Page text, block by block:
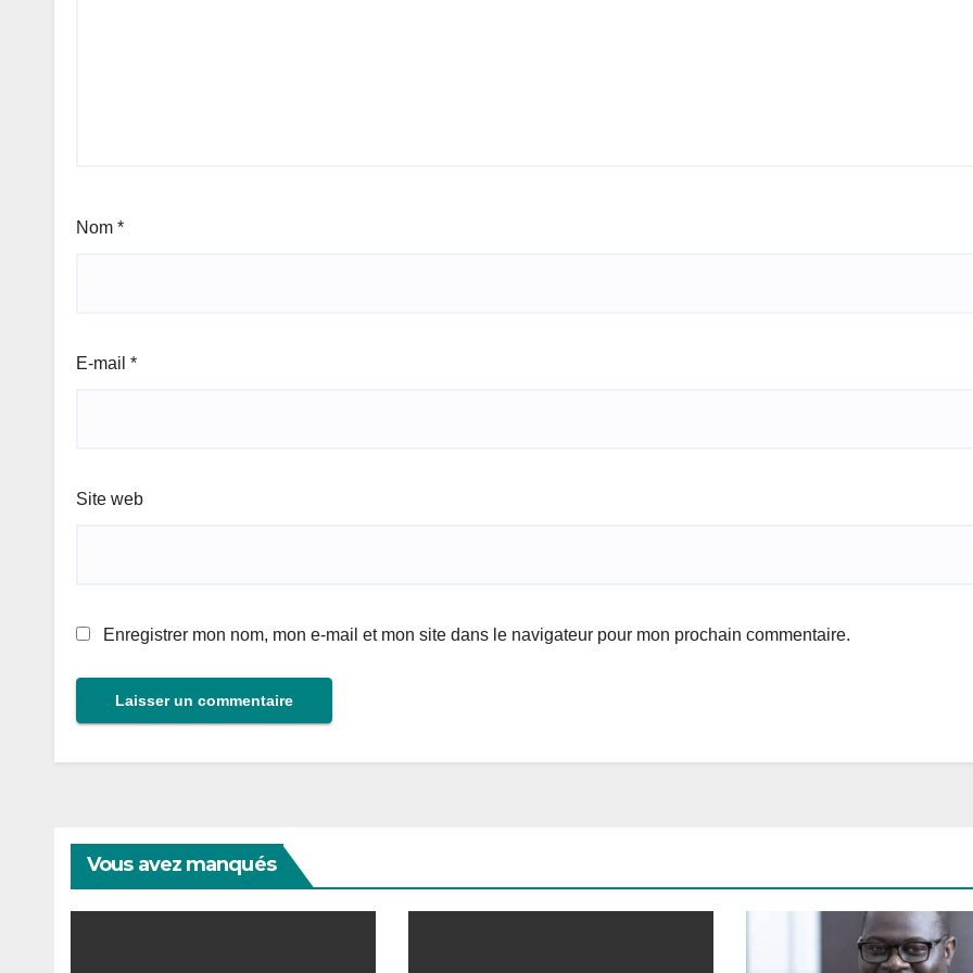
Nom *
E-mail *
Site web
Enregistrer mon nom, mon e-mail et mon site dans le navigateur pour mon prochain commentaire.
Vous avez manqués